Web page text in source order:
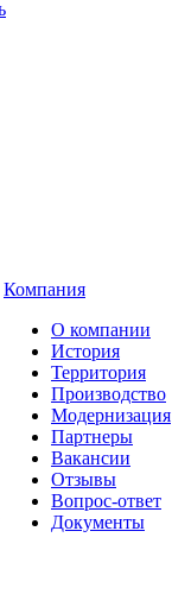
Компания
О компании
История
Территория
Производство
Модернизация
Партнеры
Вакансии
Отзывы
Вопрос-ответ
Документы